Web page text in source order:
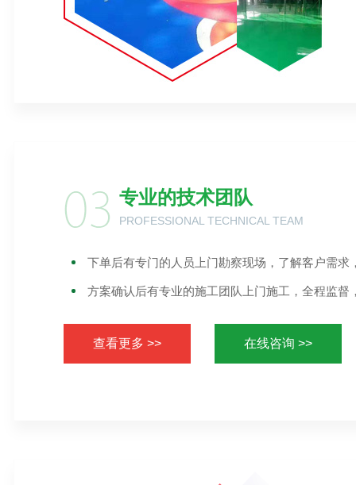
专业的技术团队
PROFESSIONAL TECHNICAL TEAM
下单后有专门的人员上门勘察现场，了解客户需求
方案确认后有专业的施工团队上门施工，全程监督
查看更多 >> 在线咨询 >>